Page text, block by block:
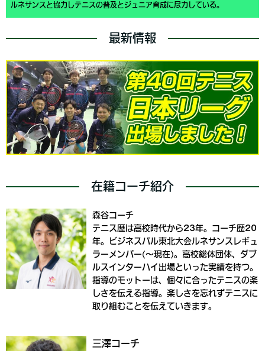
ルネサンスと協力しテニスの普及とジュニア育成に尽力している。
最新情報
在籍コーチ紹介
森谷コーチ
テニス歴は高校時代から23年。コーチ歴20
年。ビジネスパル東北大会ルネサンスレギュ
ラーメンバー(～現在)。高校総体団体、ダブ
ルスインターハイ出場といった実績を持つ。
指導のモットーは、個々に合ったテニスの楽
しさを伝える指導。楽しさを忘れずテニスに
取り組むことを伝えていきます。
三澤コーチ